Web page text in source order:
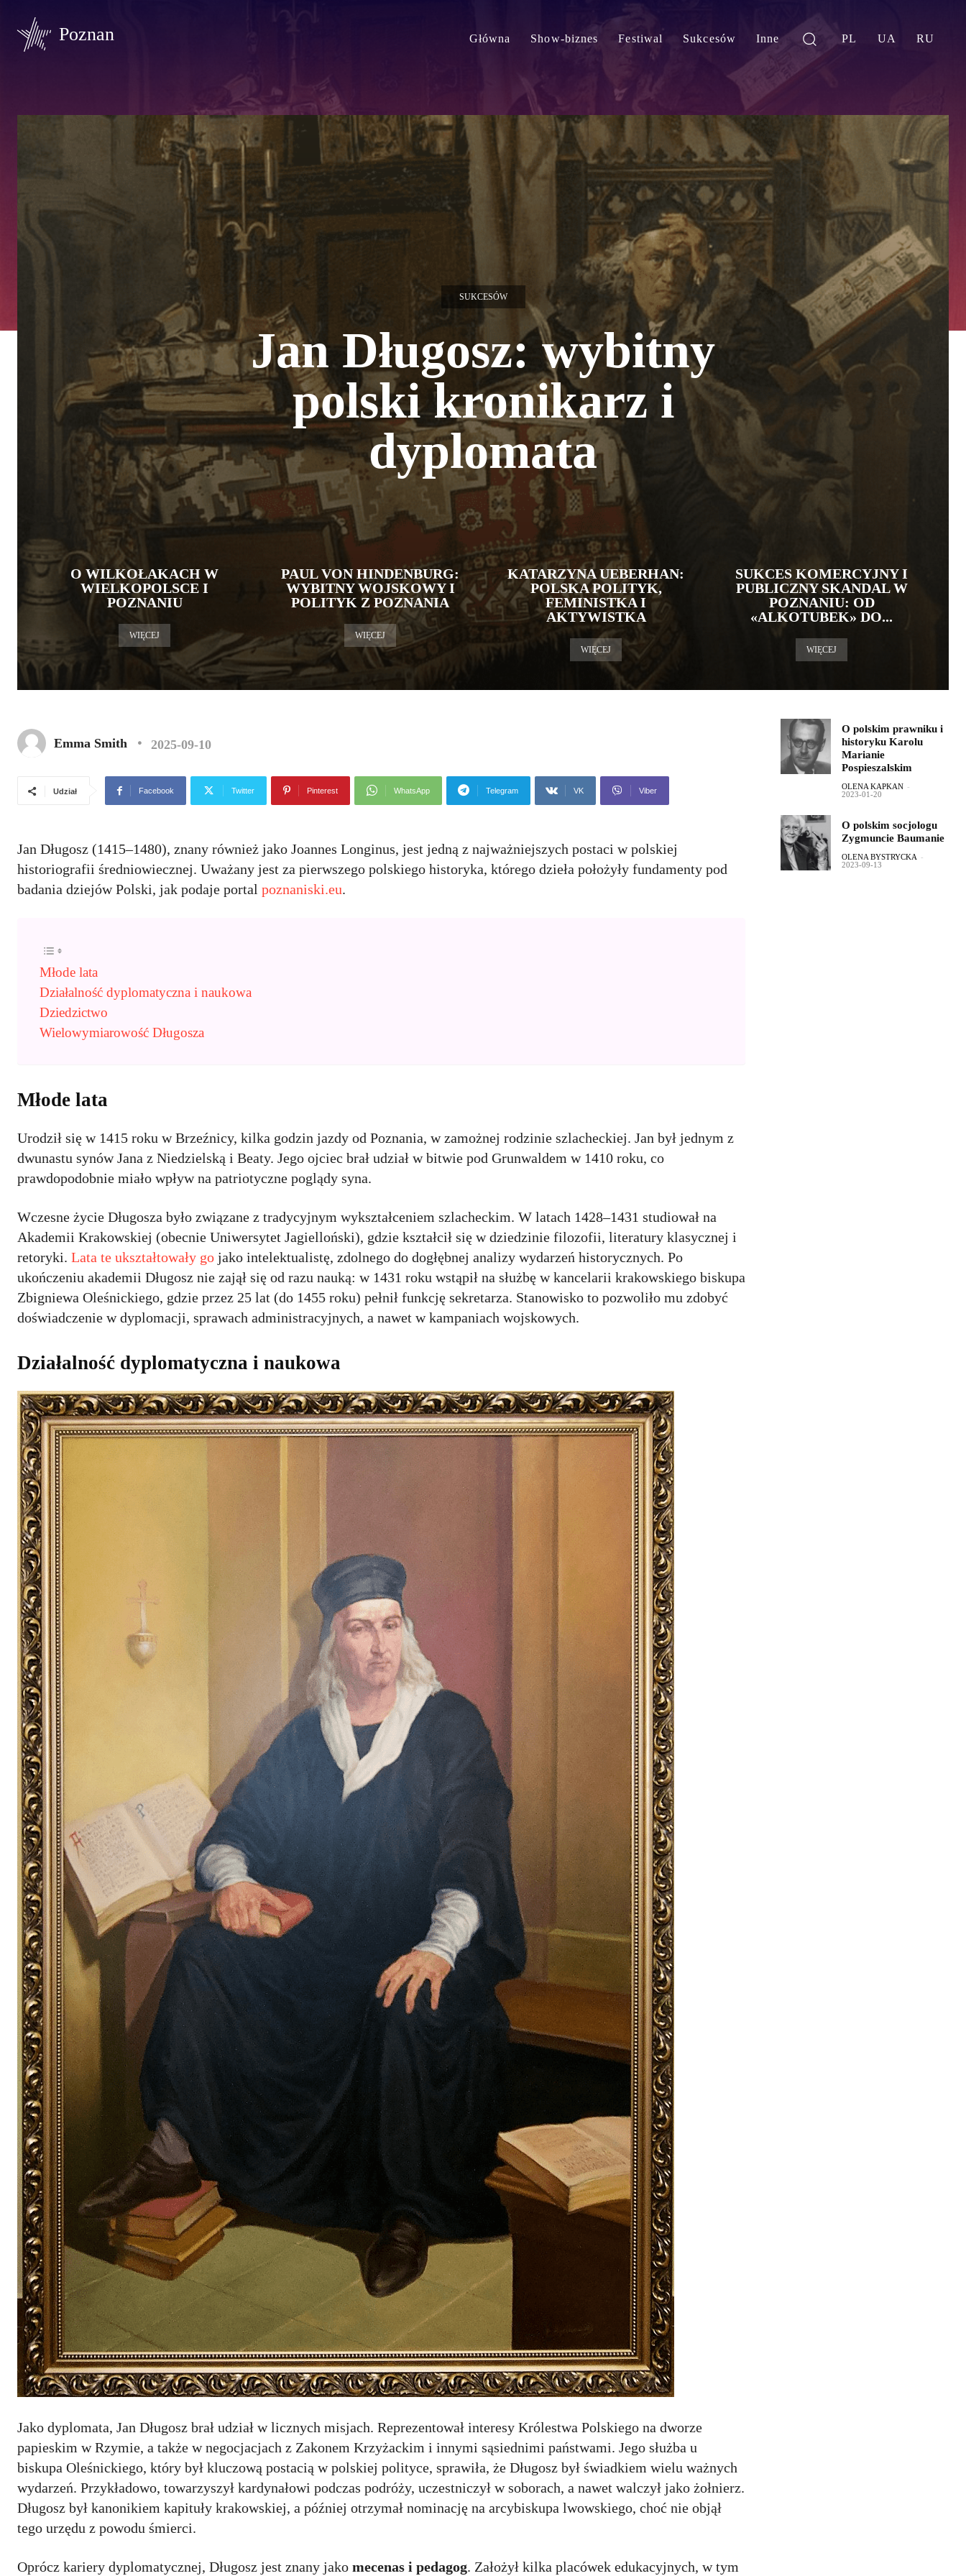
Poznan Główna Show-biznes Festiwal Sukcesów Inne PL UA RU
SUKCESÓW
Jan Długosz: wybitny
polski kronikarz i
dyplomata
O WILKOŁAKACH W
WIELKOPOLSCE I
POZNANIU
WIĘCEJ
PAUL VON HINDENBURG:
WYBITNY WOJSKOWY I
POLITYK Z POZNANIA
WIĘCEJ
KATARZYNA UEBERHAN:
POLSKA POLITYK,
FEMINISTKA I
AKTYWISTKA
WIĘCEJ
SUKCES KOMERCYJNY I
PUBLICZNY SKANDAL W
POZNANIU: OD
«ALKOTUBEK» DO...
WIĘCEJ
Emma Smith 2025-09-10
Udział Facebook Twitter Pinterest WhatsApp Telegram VK Viber
Jan Długosz (1415–1480), znany również jako Joannes Longinus, jest jedną z najważniejszych postaci w polskiej
historiografii średniowiecznej. Uważany jest za pierwszego polskiego historyka, którego dzieła położyły fundamenty pod
badania dziejów Polski, jak podaje portal poznaniski.eu.
Młode lata
Działalność dyplomatyczna i naukowa
Dziedzictwo
Wielowymiarowość Długosza
Młode lata
Urodził się w 1415 roku w Brzeźnicy, kilka godzin jazdy od Poznania, w zamożnej rodzinie szlacheckiej. Jan był jednym z
dwunastu synów Jana z Niedzielską i Beaty. Jego ojciec brał udział w bitwie pod Grunwaldem w 1410 roku, co
prawdopodobnie miało wpływ na patriotyczne poglądy syna.
Wczesne życie Długosza było związane z tradycyjnym wykształceniem szlacheckim. W latach 1428–1431 studiował na
Akademii Krakowskiej (obecnie Uniwersytet Jagielloński), gdzie kształcił się w dziedzinie filozofii, literatury klasycznej i
retoryki. Lata te ukształtowały go jako intelektualistę, zdolnego do dogłębnej analizy wydarzeń historycznych. Po
ukończeniu akademii Długosz nie zajął się od razu nauką: w 1431 roku wstąpił na służbę w kancelarii krakowskiego biskupa
Zbigniewa Oleśnickiego, gdzie przez 25 lat (do 1455 roku) pełnił funkcję sekretarza. Stanowisko to pozwoliło mu zdobyć
doświadczenie w dyplomacji, sprawach administracyjnych, a nawet w kampaniach wojskowych.
Działalność dyplomatyczna i naukowa
Jako dyplomata, Jan Długosz brał udział w licznych misjach. Reprezentował interesy Królestwa Polskiego na dworze
papieskim w Rzymie, a także w negocjacjach z Zakonem Krzyżackim i innymi sąsiednimi państwami. Jego służba u
biskupa Oleśnickiego, który był kluczową postacią w polskiej polityce, sprawiła, że Długosz był świadkiem wielu ważnych
wydarzeń. Przykładowo, towarzyszył kardynałowi podczas podróży, uczestniczył w soborach, a nawet walczył jako żołnierz.
Długosz był kanonikiem kapituły krakowskiej, a później otrzymał nominację na arcybiskupa lwowskiego, choć nie objął
tego urzędu z powodu śmierci.
Oprócz kariery dyplomatycznej, Długosz jest znany jako mecenas i pedagog. Założył kilka placówek edukacyjnych, w tym
O polskim prawniku i
historyku Karolu
Marianie
Pospieszalskim
OLENA KAPKAN -
2023-01-20
O polskim socjologu
Zygmuncie Baumanie
OLENA BYSTRYCKA -
2023-09-13